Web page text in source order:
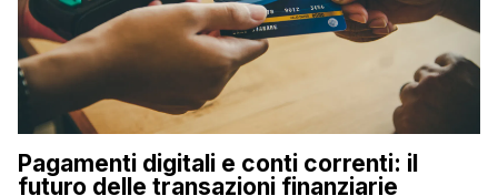
Pagamenti digitali e conti correnti: il
futuro delle transazioni finanziarie